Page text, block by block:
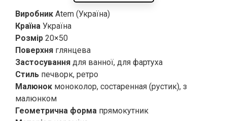
Виробник Atem (Україна)
Країна Україна
Розмір 20×50
Поверхня глянцева
Застосування для ванної, для фартуха
Стиль печворк, ретро
Малюнок моноколор, состаренная (рустик), з
малюнком
Геометрична форма прямокутник